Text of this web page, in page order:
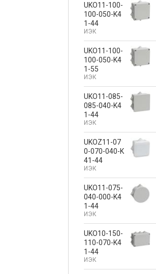
UKO11-100-
100-050-K4
1-44
ИЭК
UKO11-100-
100-050-K4
1-55
ИЭК
UKO11-085-
085-040-K4
1-44
ИЭК
UKOZ11-07
0-070-040-K
41-44
ИЭК
UKO11-075-
040-000-K4
1-44
ИЭК
UKO10-150-
110-070-K4
1-44
ИЭК